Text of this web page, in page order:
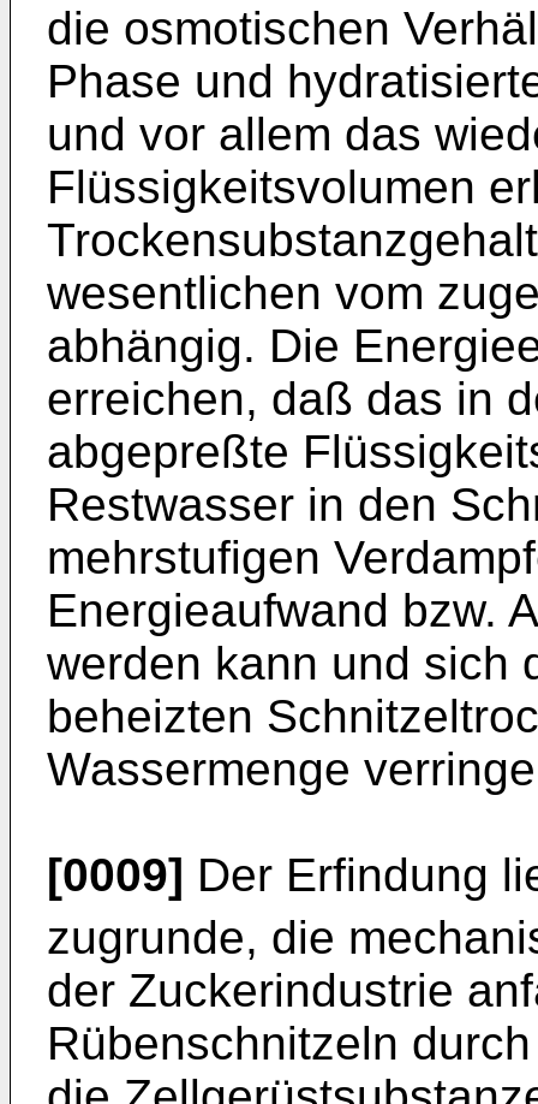
die osmotischen
Phase und
und vor allem das
Flüssigkeitsvolumen
wesentlichen vom
abhängig. Die
erreichen, daß das in
abgepreßte
Restwasser in den
mehrstufigen
Energieaufwand bzw.
werden kann und sich
beheizten
Wassermenge
[0009] Der Erfindung
zugrunde, die
der Zuckerindustrie
Rübenschnitzeln